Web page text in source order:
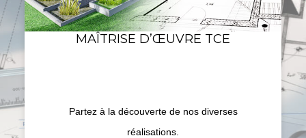
MAÎTRISE D’ŒUVRE TCE
Partez à la découverte de nos diverses
réalisations.